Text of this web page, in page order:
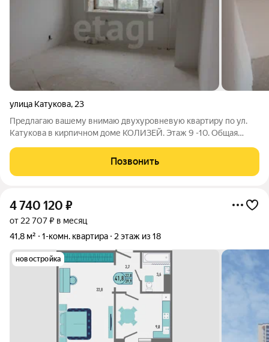
улица Катукова, 23
Предлагаю вашему внимаю двухуровневую квартиру по ул.
Катукова в кирпичном доме КОЛИЗЕЙ. Этаж 9 -10. Общая
гостиная - площадь 34,5 кв. метров.( первый уровень) Две
изолированные комнаты. (
Позвонить
4 740 120 ₽
от 22 707 ₽ в месяц
41,8 м²
1-комн. квартира 2 этаж из 18
новостройка